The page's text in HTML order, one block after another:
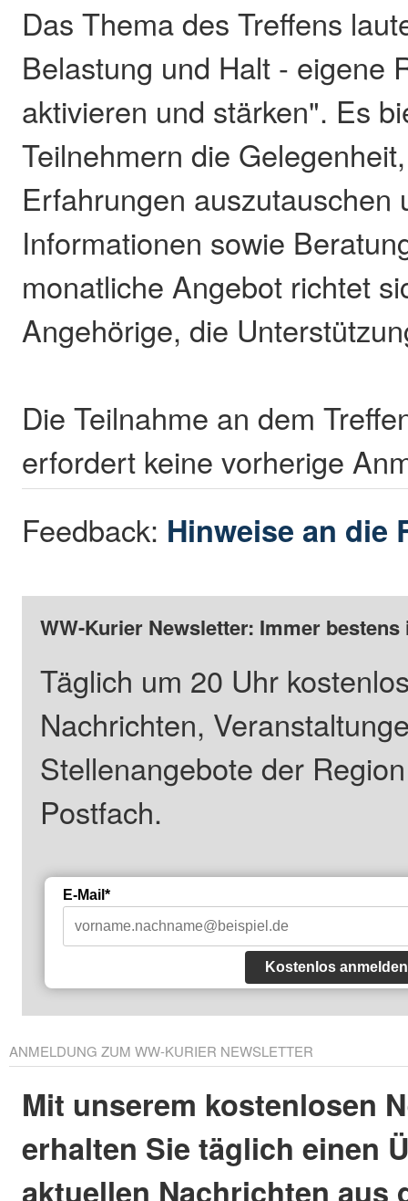
Das Thema des Treffens
Belastung und Halt - eigene
aktivieren und stärken". Es
Teilnehmern die
Erfahrungen auszutauschen
Informationen sowie
monatliche Angebot richtet
Angehörige, die
Die Teilnahme an dem
erfordert keine vorherige
Feedback: Hinweise an die
WW-Kurier Newsletter: Immer
Täglich um 20 Uhr
Nachrichten,
Stellenangebote der
Postfach.
E-Mail*
Kostenlos anmelden
ANMELDUNG ZUM WW-KURIER NEWSLETTER
Mit unserem kostenlosen
erhalten Sie täglich einen
aktuellen Nachrichten aus